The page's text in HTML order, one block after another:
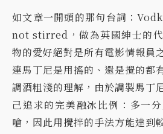
如文章一開頭的那句台詞：
not stirred，做為英國紳士的
物的愛好絕對是所有電影情報員
連馬丁尼是用搖的、還是攪的都
調酒粗淺的理解，由於調製馬丁
己追求的完美融冰比例：多一
嗆，因此用攪拌的手法方能達到